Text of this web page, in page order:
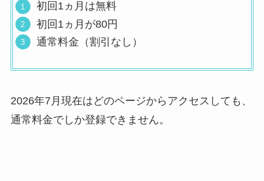
初回1ヵ月は無料
初回1ヵ月が80円
通常料金（割引なし）
2026年7月現在はどのページからアクセスしても、
通常料金でしか登録できません。